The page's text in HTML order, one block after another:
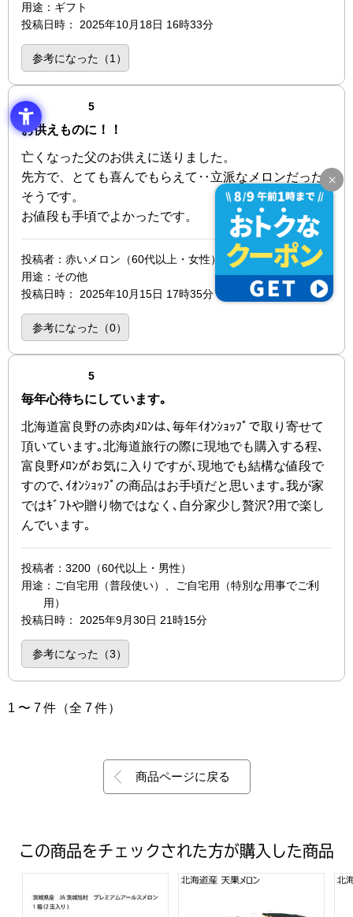
用途 ：ギフト
投稿日時 ： 2025年10月18日 16時33分
参考になった（1 ）
5点（5点満点中）
お供えものに！！
亡くなった父のお供えに送りました。
先方で、とても喜んでもらえて‥立派なメロンだった
そうです。
お値段も手頃でよかったです。
投稿者 ：赤いメロン（60代以上・女性）
用途 ：その他
投稿日時 ： 2025年10月15日 17時35分
参考になった（0）
5点（5点満点中）
毎年心待ちにしています｡
北海道富良野の赤肉ﾒﾛﾝは､毎年ｲｵﾝｼｮｯﾌﾟで取り寄せて
頂いています｡北海道旅行の際に現地でも購入する程､
富良野ﾒﾛﾝがお気に入りですが､現地でも結構な値段で
すので､ｲｵﾝｼｮｯﾌﾟの商品はお手頃だと思います｡我が家
ではｷﾞﾌﾄや贈り物ではなく､自分家少し贅沢?用で楽し
んでいます｡
投稿者 ：3200（60代以上・男性）
用途 ：ご自宅用（普段使い）、ご自宅用（特別な用事でご利
用）
投稿日時 ： 2025年9月30日 21時15分
参考になった（3）
1 〜 7 件（全 7 件）
商品ページに戻る
この商品をチェックされた方が購入した商品
クス(青)(お届け期間：6/25〜8/15)【夏の贈りもの・お中元】
) 味自信作 大玉メロン(赤と青)(お届け期間：6/25〜8/15)【
茨城県産 JA茨城旭村 プレミアムアールスメロン(1箱(2
北海道産 天果メロン(お届け北